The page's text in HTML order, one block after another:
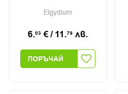
Elgydium
6.03 €/ 11.79 лв.
ПОРЪЧАЙ